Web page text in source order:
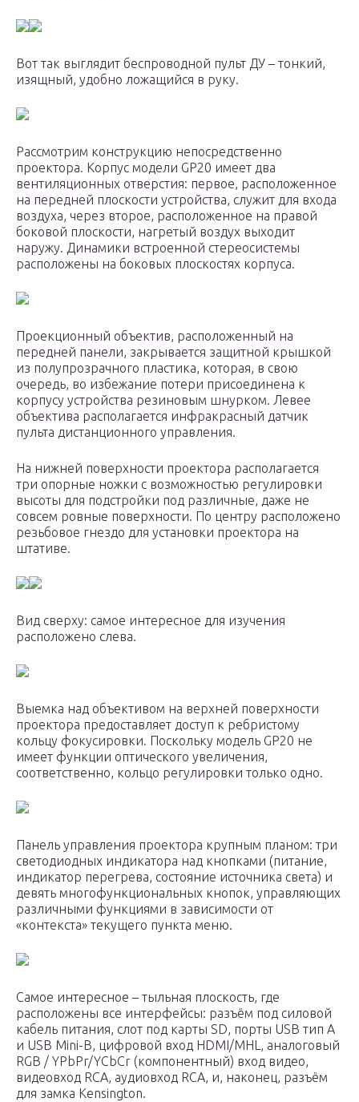
Вот так выглядит беспроводной пульт ДУ – тонкий,
изящный, удобно ложащийся в руку.
Рассмотрим конструкцию непосредственно
проектора. Корпус модели GP20 имеет два
вентиляционных отверстия: первое, расположенное
на передней плоскости устройства, служит для входа
воздуха, через второе, расположенное на правой
боковой плоскости, нагретый воздух выходит
наружу. Динамики встроенной стереосистемы
расположены на боковых плоскостях корпуса.
Проекционный объектив, расположенный на
передней панели, закрывается защитной крышкой
из полупрозрачного пластика, которая, в свою
очередь, во избежание потери присоединена к
корпусу устройства резиновым шнурком. Левее
объектива располагается инфракрасный датчик
пульта дистанционного управления.
На нижней поверхности проектора располагается
три опорные ножки с возможностью регулировки
высоты для подстройки под различные, даже не
совсем ровные поверхности. По центру расположено
резьбовое гнездо для установки проектора на
штативе.
Вид сверху: самое интересное для изучения
расположено слева.
Выемка над объективом на верхней поверхности
проектора предоставляет доступ к ребристому
кольцу фокусировки. Поскольку модель GP20 не
имеет функции оптического увеличения,
соответственно, кольцо регулировки только одно.
Панель управления проектора крупным планом: три
светодиодных индикатора над кнопками (питание,
индикатор перегрева, состояние источника света) и
девять многофункциональных кнопок, управляющих
различными функциями в зависимости от
«контекста» текущего пункта меню.
Самое интересное – тыльная плоскость, где
расположены все интерфейсы: разъём под силовой
кабель питания, слот под карты SD, порты USB тип A
и USB Mini-B, цифровой вход HDMI/MHL, аналоговый
RGB / YPbPr/YCbCr (компонентный) вход видео,
видеовход RCA, аудиовход RCA, и, наконец, разъём
для замка Kensington.